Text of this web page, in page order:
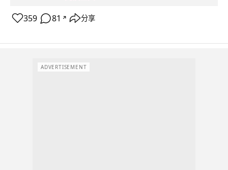
359 81 ↗ 分享
ADVERTISEMENT